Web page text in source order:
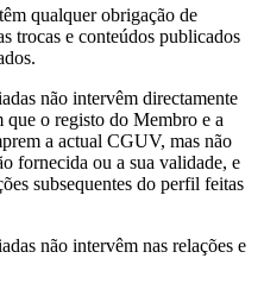
qualquer obrigação de
trocas e conteúdos publicados
não intervêm directamente
que o registo do Membro e a
a actual CGUV, mas não
fornecida ou a sua validade, e
subsequentes do perfil feitas
não intervêm nas relações e